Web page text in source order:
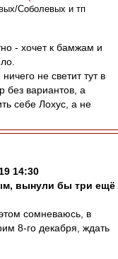
Соболевых и тп
- хочет к бамжам и
не светит тут в
без вариантов, а
себе Лохус, а не
14:30
вынули бы три ещё
сомневаюсь, в
8-го декабря, ждать